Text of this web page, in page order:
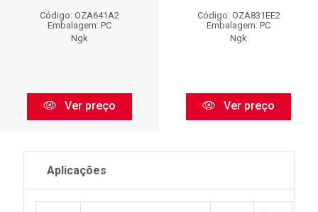
Código: OZA641A2
Embalagem: PC
Ngk
Ver preço
Código: OZA831EE2
Embalagem: PC
Ngk
Ver preço
Aplicações